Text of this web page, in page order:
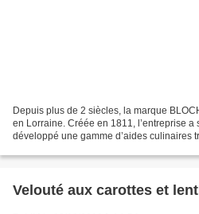
Depuis plus de 2 siècles, la marque
en Lorraine. Créée en 1811, l’entreprise a
développé une gamme d’aides culinaires
Velouté aux carottes et